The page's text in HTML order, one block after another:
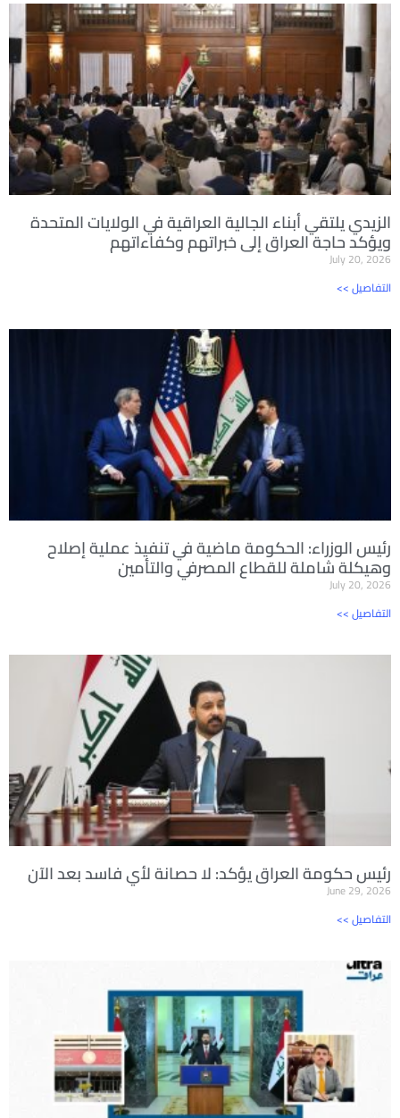
الزيدي يلتقي أبناء الجالية العراقية في الولايات المتحدة
ويؤكد حاجة العراق إلى خبراتهم وكفاءاتهم
July 20, 2026
<< التفاصيل
رئيس الوزراء: الحكومة ماضية في تنفيذ عملية إصلاح
وهيكلة شاملة للقطاع المصرفي والتأمين
July 20, 2026
<< التفاصيل
رئيس حكومة العراق يؤكد: لا حصانة لأي فاسد بعد الآن
June 29, 2026
<< التفاصيل